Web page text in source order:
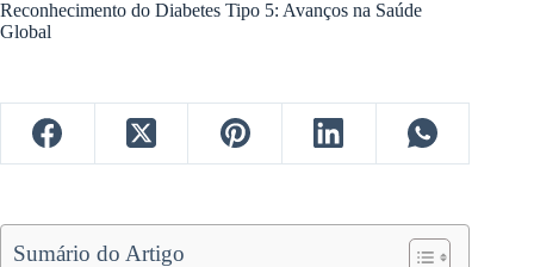
Reconhecimento do Diabetes Tipo 5: Avanços na Saúde
Global
Sumário do Artigo